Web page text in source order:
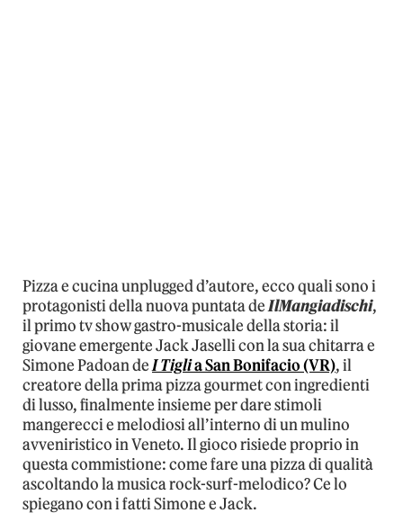
Pizza e cucina unplugged d’autore, ecco quali sono i
protagonisti della nuova puntata deIlMangiadischi,
il primo tv show gastro-musicale della storia: il
giovane emergente Jack Jaselli con la sua chitarra e
Simone Padoan deI Tiglia San Bonifacio (VR), il
creatore della prima pizza gourmet con ingredienti
di lusso, finalmente insieme per dare stimoli
mangerecci e melodiosi all’interno di un mulino
avveniristico in Veneto. Il gioco risiede proprio in
questa commistione: come fare una pizza di qualità
ascoltando la musica rock-surf-melodico? Ce lo
spiegano con i fatti Simone e Jack.